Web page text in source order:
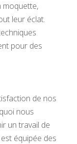
moquette,
leur éclat.
pour des
de nos
nous
un travail de
équipée des